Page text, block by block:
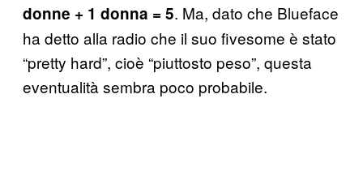
donne + 1 donna = 5. Ma, dato che Blueface
ha detto alla radio che il suo fivesome è stato
“pretty hard”, cioè “piuttosto peso”, questa
eventualità sembra poco probabile.